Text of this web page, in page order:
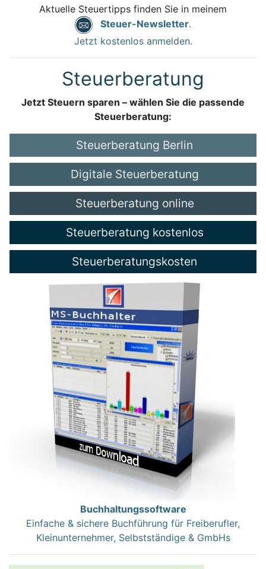
Aktuelle Steuertipps finden Sie in meinem
Steuer-Newsletter.
Jetzt kostenlos anmelden.
Steuerberatung
Jetzt Steuern sparen – wählen Sie die passende
Steuerberatung:
Steuerberatung Berlin
Digitale Steuerberatung
Steuerberatung online
Steuerberatung kostenlos
Steuerberatungskosten
Buchhaltungssoftware
Einfache & sichere Buchführung für Freiberufler,
Kleinunternehmer, Selbstständige & GmbHs